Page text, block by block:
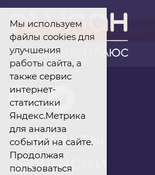
Контакты
Вакансии
Мы используем
файлы cookies для
улучшения
работы сайта, а
также сервис
интернет-
статистики
Яндекс.Метрика
для анализа
событий на сайте.
Продолжая
пользоваться